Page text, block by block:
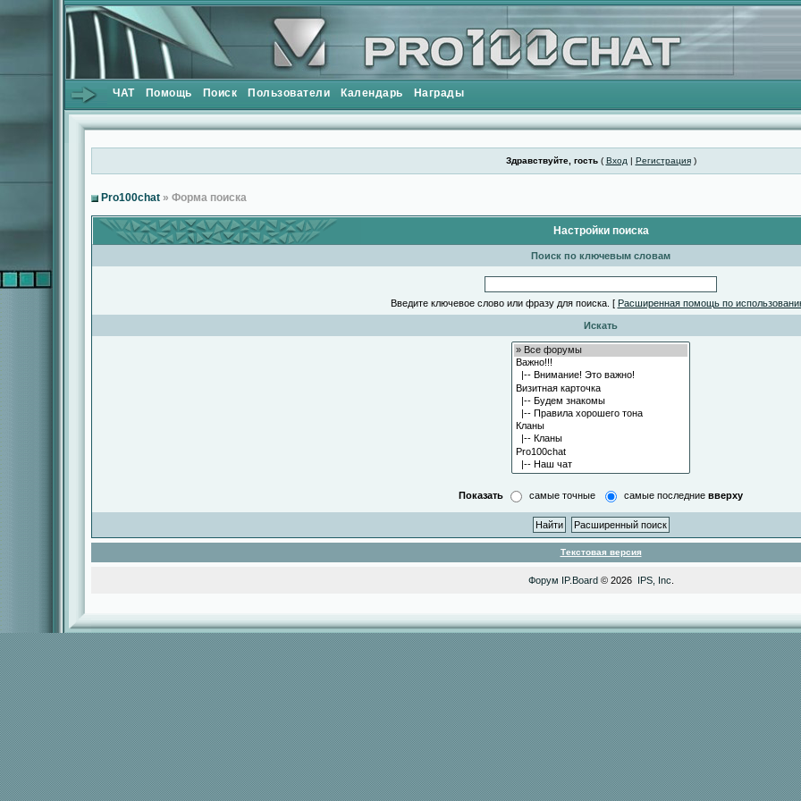
ЧАТ Помощь Поиск Пользователи Календарь Награды
Здравствуйте, гость( Вход | Регистрация)
Pro100chat » Форма поиска
Настройки поиска
Поиск по ключевым словам
Введите ключевое слово или фразу для поиска. [ Расширенная помощь по
Искать
Показать самые точные самые последние вверху
Текстовая версия
Форум IP.Board© 2026 IPS, Inc